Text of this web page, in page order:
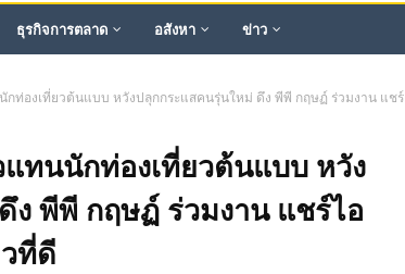
ธุรกิจการตลาด อสังหา ข่าว
ท่องเที่ยวต้นแบบ หวังปลุกกระแสคนรุ่นใหม่ ดึง พีพี กฤษฏ์ ร่วมงาน แชร์
ทนนักท่องเที่ยวต้นแบบ หวัง
พีพี กฤษฏ์ ร่วมงาน แชร์ไอ
ที่ดี